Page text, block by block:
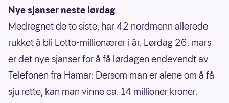
Nye sjanser neste lørdag
Medregnet de to siste, har 42 nordmenn allerede
rukket å bli Lotto-millionærer i år. Lørdag 26. mars
er det nye sjanser for å få lørdagen endevendt av
Telefonen fra Hamar: Dersom man er alene om å få
sju rette, kan man vinne ca. 14 millioner kroner.